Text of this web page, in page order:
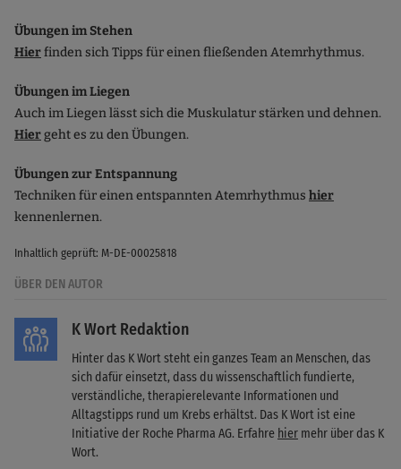
Übungen im Stehen
Hierfinden sich Tipps für einen fließenden Atemrhythmus.
Übungen im Liegen
Auch im Liegen lässt sich die Muskulatur stärken und dehnen.
Hiergeht es zu den Übungen.
Übungen zur Entspannung
Techniken für einen entspannten Atemrhythmus hier
kennenlernen.
Inhaltlich geprüft: M-DE-00025818
ÜBER DEN AUTOR
K Wort Redaktion
Hinter das K Wort steht ein ganzes Team an Menschen, das
sich dafür einsetzt, dass du wissenschaftlich fundierte,
verständliche, therapierelevante Informationen und
Alltagstipps rund um Krebs erhältst. Das K Wort ist eine
Initiative der Roche Pharma AG. Erfahre hier mehr über das K
Wort.